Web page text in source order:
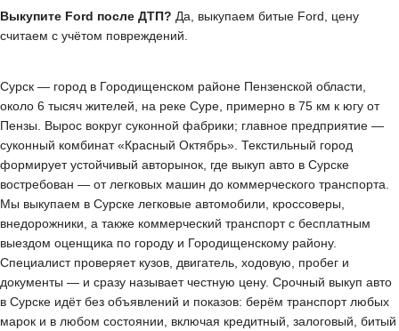
Выкупите Ford после ДТП? Да, выкупаем битые Ford, цену
считаем с учётом повреждений.
Сурск — город в Городищенском районе Пензенской области,
около 6 тысяч жителей, на реке Суре, примерно в 75 км к югу от
Пензы. Вырос вокруг суконной фабрики; главное предприятие —
суконный комбинат «Красный Октябрь». Текстильный город
формирует устойчивый авторынок, где выкуп авто в Сурске
востребован — от легковых машин до коммерческого транспорта.
Мы выкупаем в Сурске легковые автомобили, кроссоверы,
внедорожники, а также коммерческий транспорт с бесплатным
выездом оценщика по городу и Городищенскому району.
Специалист проверяет кузов, двигатель, ходовую, пробег и
документы — и сразу называет честную цену. Срочный выкуп авто
в Сурске идёт без объявлений и показов: берём транспорт любых
марок и в любом состоянии, включая кредитный, залоговый, битый